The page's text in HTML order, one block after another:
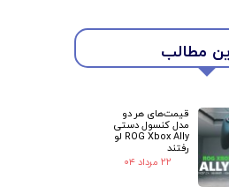
مطالب
قیمت‌های هر دو
مدل کنسول دستی
ROG Xbox Ally لو
رفتند
۲۲ مرداد ۰۴